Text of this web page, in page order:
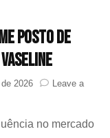
posto de
2026
Leave a
no mercado